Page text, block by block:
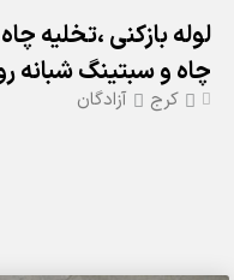
لوله بازکنی ،تخلیه
چاه و سبتینگ شبانه
کرج آزادگان